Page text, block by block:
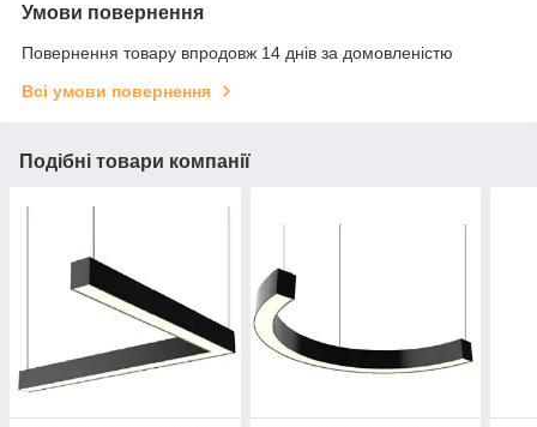
Умови повернення
Повернення товару впродовж 14 днів за домовленістю
Всі умови повернення
Подібні товари компанії